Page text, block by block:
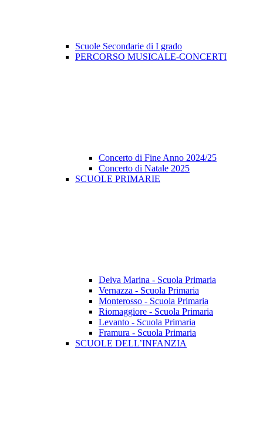
Scuole Secondarie di I grado
PERCORSO MUSICALE-CONCERTI
Concerto di Fine Anno 2024/25
Concerto di Natale 2025
SCUOLE PRIMARIE
Deiva Marina - Scuola Primaria
Vernazza - Scuola Primaria
Monterosso - Scuola Primaria
Riomaggiore - Scuola Primaria
Levanto - Scuola Primaria
Framura - Scuola Primaria
SCUOLE DELL’INFANZIA